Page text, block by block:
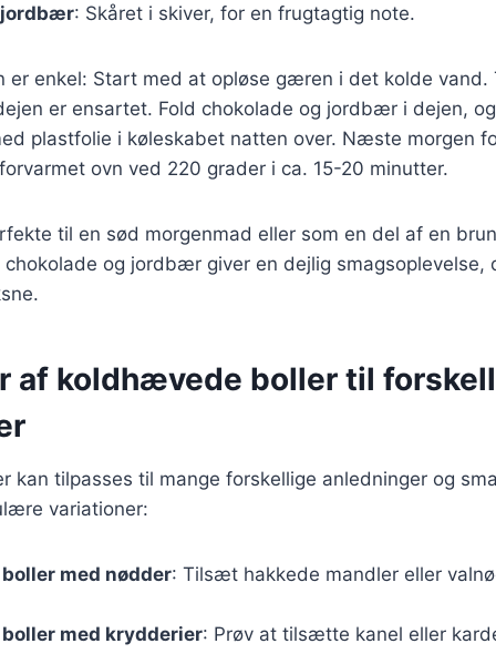
: Skåret i skiver, for en frugtagtig note.
er enkel: Start med at opløse gæren i det kolde
er ensartet. Fold chokolade og jordbær i dejen,
plastfolie i køleskabet natten over. Næste morgen
ovn ved 220 grader i ca. 15-20 minutter.
til en sød morgenmad eller som en del af en
chokolade og jordbær giver en dejlig
af koldhævede boller til
kan tilpasses til mange forskellige anledninger og
variationer:
med nødder: Tilsæt hakkede mandler eller
med krydderier: Prøv at tilsætte kanel eller